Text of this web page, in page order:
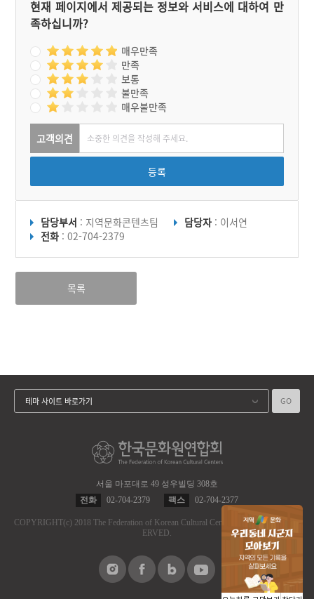
현재 페이지에서 제공되는 정보와 서비스에 대하여 만
족하십니까?
매우만족
만족
보통
불만족
매우불만족
고객의견
등록
담당부서 : 지역문화콘텐츠팀 담당자 : 이서연
전화 : 02-704-2379
목록
서울 마포대로 49 성우빌딩 308호
전화
02-704-2379 팩스 02-704-2377
COPYRIGHT(c) 2018 The Federation of Korean Cultural Centers.
ALL RIGHT RES
ERVED.
테마 사이트 바로가기 GO